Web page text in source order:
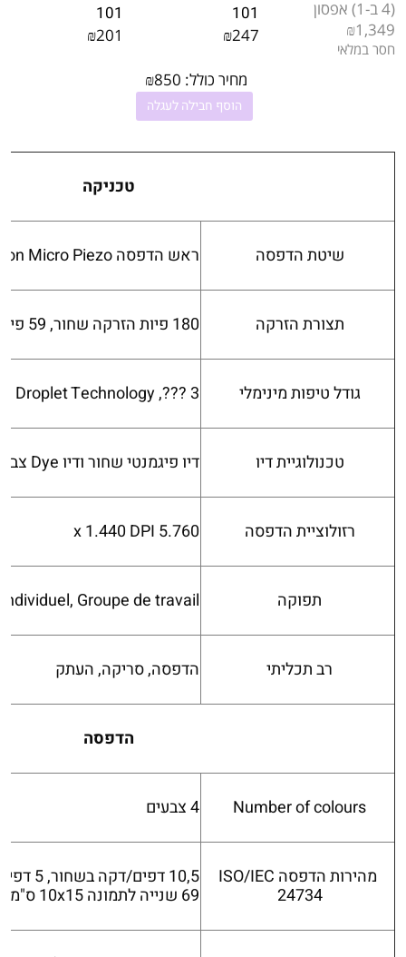
(4 ב-1) אפסון
₪1,349
חסר במלאי
101
₪247
101
₪201
מחיר כולל: ₪850
הוסף חבילה לעגלה
טכניקה
שיטת הדפסה ראש הדפסה Epson Micro Piezo‎
תצורת הזרקה 180 פיות הזרקה שחור, 59 פיות הזרקה לצבע
גודל טיפות מינימלי 3 ???, With Variable-Sized Droplet Technology
טכנולוגיית דיו דיו פיגמנטי שחור ודיו Dye צבעוני
רזולוציית הדפסה 5.760 x 1.440 DPI
תפוקה Groupe de travail
רב תכליתי הדפסה, סריקה, העתק
הדפסה
Number of colours 4 צבעים
מהירות הדפסה ISO/IEC
24734 69 שנייה לתמונה 10x15 ס"מ